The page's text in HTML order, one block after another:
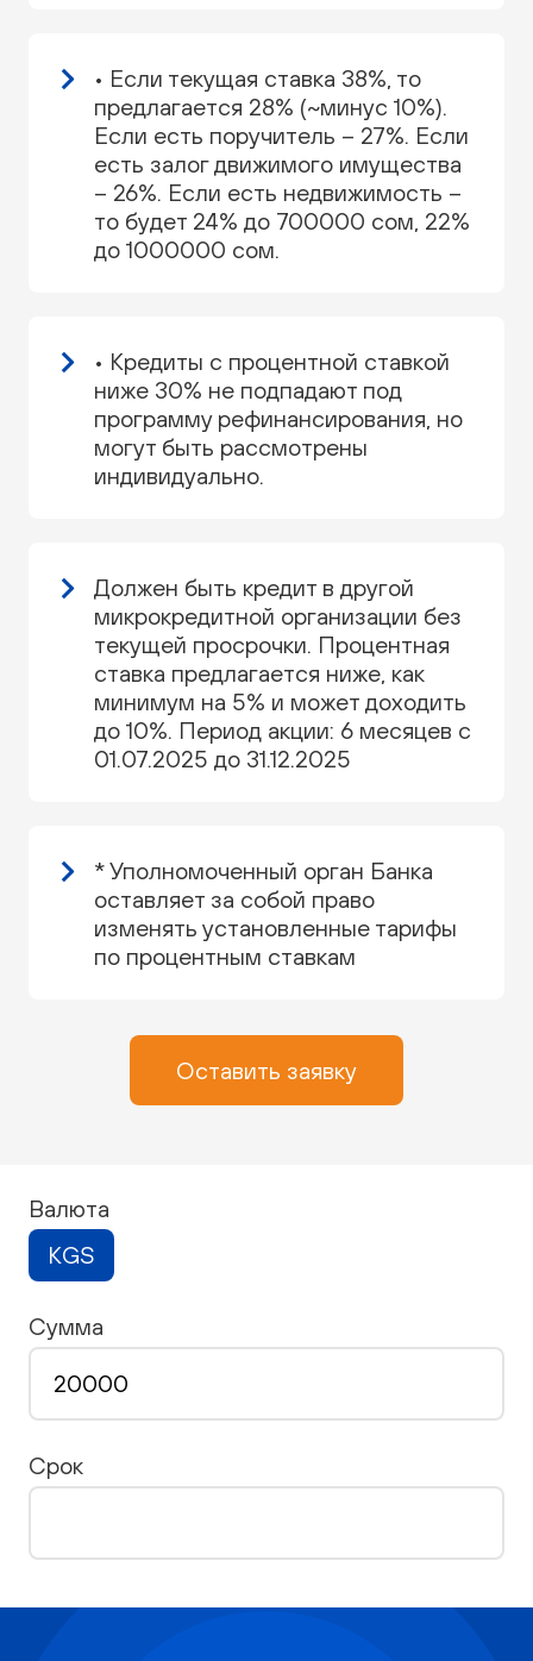
• Если текущая ставка 38%, то
предлагается 28% (~минус 10%).
Если есть поручитель – 27%. Если
есть залог движимого имущества
– 26%. Если есть недвижимость –
то будет 24% до 700000 сом, 22%
до 1000000 сом.
• Кредиты с процентной ставкой
ниже 30% не подпадают под
программу рефинансирования, но
могут быть рассмотрены
индивидуально.
Должен быть кредит в другой
микрокредитной организации без
текущей просрочки. Процентная
ставка предлагается ниже, как
минимум на 5% и может доходить
до 10%. Период акции: 6 месяцев с
01.07.2025 до 31.12.2025
* Уполномоченный орган Банка
оставляет за собой право
изменять установленные тарифы
по процентным ставкам
Оставить заявку
Валюта
KGS
Сумма
Срок